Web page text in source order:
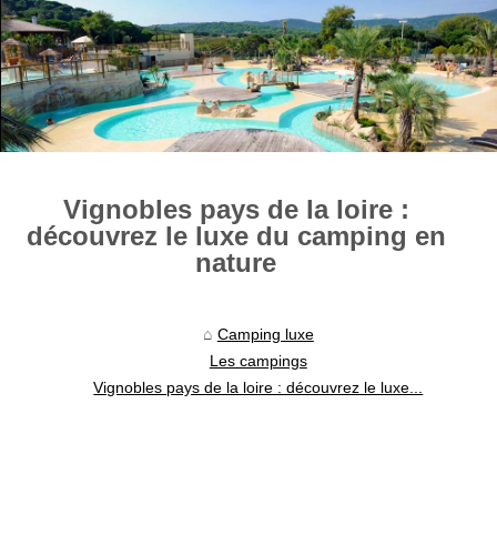
Vignobles pays de la loire :
découvrez le luxe du camping en
nature
Camping luxe
Les campings
Vignobles pays de la loire : découvrez le luxe...